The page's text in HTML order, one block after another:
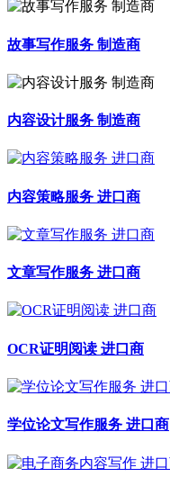
故事写作服务 制造商
内容设计服务 制造商
内容策略服务 进口商
文章写作服务 进口商
OCR证明阅读 进口商
学位论文写作服务 进口商